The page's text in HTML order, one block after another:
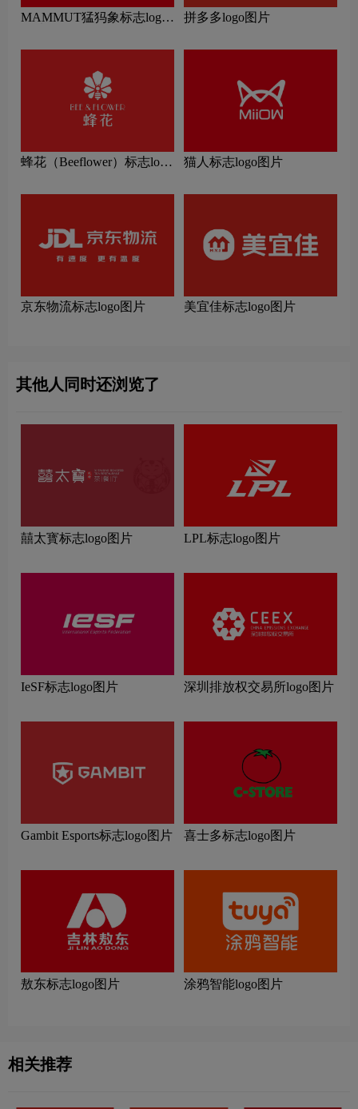
MAMMUT猛犸象标志logo
拼多多logo图片
蜂花（Beeflower）标志logo
猫人标志logo图片
京东物流标志logo图片 美宜佳标志logo图片
其他人同时还浏览了
囍太寳标志logo图片 LPL标志logo图片
IeSF标志logo图片 深圳排放权交易所logo图片
Gambit Esports标志logo图片 喜士多标志logo图片
敖东标志logo图片 涂鸦智能logo图片
相关推荐